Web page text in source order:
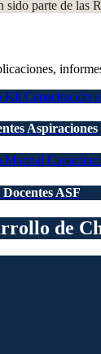
sido parte de las
Aspiraciones
ASF
de